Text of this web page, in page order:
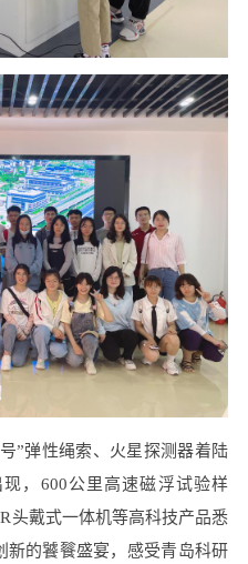
”弹性绳索、火星探测器着陆
，600公里高速磁浮试验样
头戴式一体机等高科技产品悉
新的饕餮盛宴，感受青岛科研